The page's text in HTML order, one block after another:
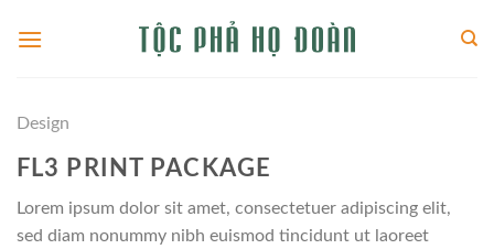
Design
FL3 PRINT PACKAGE
Lorem ipsum dolor sit amet, consectetuer adipiscing elit,
sed diam nonummy nibh euismod tincidunt ut laoreet